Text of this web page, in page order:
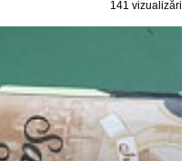
141 vizualizări